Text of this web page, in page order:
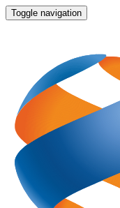
Toggle navigation